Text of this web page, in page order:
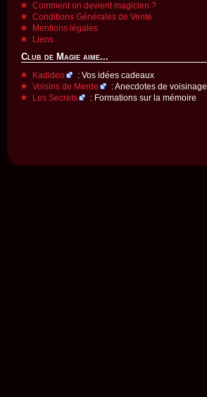
Comment on devient magicien ?
Conditions Générales de Vente
Mentions légales
Liens
Club de Magie aime...
Kadideo
: Vos idées cadeaux
Voisins de Merde
: Anecdotes de voisinage
Les Secrets
: Formations sur la mémoire